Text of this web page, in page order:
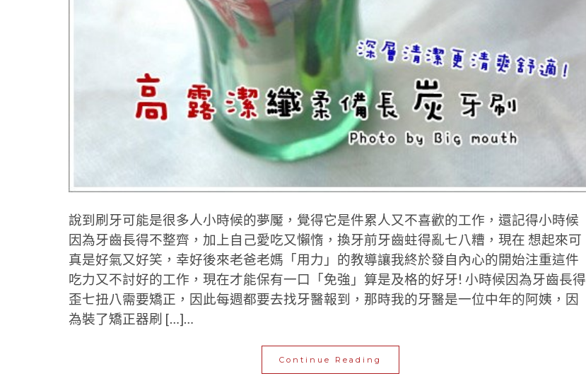
說到刷牙可能是很多人小時候的夢魘，覺得它是件累人又不喜歡的工作，還記得小時候
因為牙齒長得不整齊，加上自己愛吃又懶惰，換牙前牙齒蛀得亂七八糟，現在 想起來可
真是好氣又好笑，幸好後來老爸老媽「用力」的教導讓我終於發自內心的開始注重這件
吃力又不討好的工作，現在才能保有一口「免強」算是及格的好牙! 小時候因為牙齒長得
歪七扭八需要矯正，因此每週都要去找牙醫報到，那時我的牙醫是一位中年的阿姨，因
為裝了矯正器刷 […]…
Continue Reading